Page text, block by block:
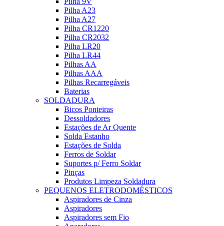
Pilha A23
Pilha A27
Pilha CR1220
Pilha CR2032
Pilha LR20
Pilha LR44
Pilhas AA
Pilhas AAA
Pilhas Recarregáveis
Baterias
SOLDADURA
Bicos Ponteiras
Dessoldadores
Estações de Ar Quente
Solda Estanho
Estações de Solda
Ferros de Soldar
Suportes p/ Ferro Soldar
Pinças
Produtos Limpeza Soldadura
PEQUENOS ELETRODOMÉSTICOS
Aspiradores de Cinza
Aspiradores
Aspiradores sem Fio